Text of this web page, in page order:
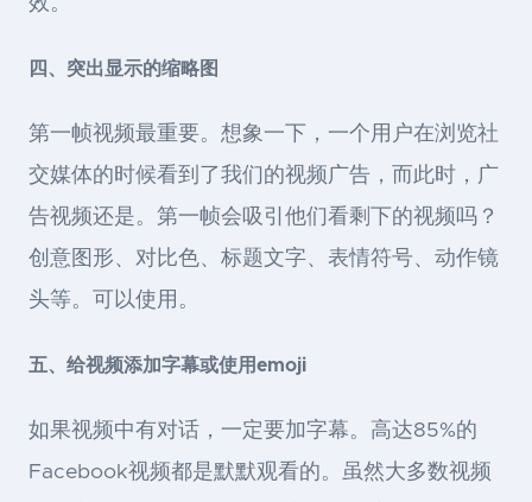
四、突出显示的缩略图
第一帧视频最重要。想象一下，一个用户在浏览社
交媒体的时候看到了我们的视频广告，而此时，广
告视频还是。第一帧会吸引他们看剩下的视频吗？
创意图形、对比色、标题文字、表情符号、动作镜
头等。可以使用。
五、给视频添加字幕或使用emoji
如果视频中有对话，一定要加字幕。高达85%的
Facebook视频都是默默观看的。虽然大多数视频